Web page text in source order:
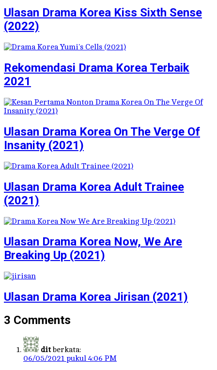
Ulasan Drama Korea Kiss Sixth Sense
(2022)
Rekomendasi Drama Korea Terbaik
2021
Ulasan Drama Korea On The Verge Of
Insanity (2021)
Ulasan Drama Korea Adult Trainee
(2021)
Ulasan Drama Korea Now, We Are
Breaking Up (2021)
Ulasan Drama Korea Jirisan (2021)
3 Comments
dit berkata:
06/05/2021 pukul 4:06 PM